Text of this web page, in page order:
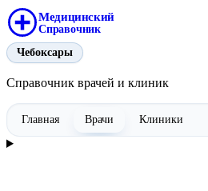
Медицинский
Справочник
Чебоксары
Справочник врачей и клиник
Главная Врачи Клиники